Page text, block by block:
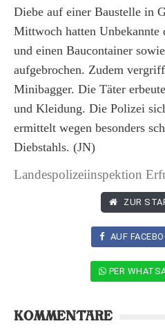
Diebe auf einer Baustelle in
Mittwoch hatten Unbekannte
und einen Baucontainer
aufgebrochen. Zudem
Minibagger. Die Täter
und Kleidung. Die Polizei
ermittelt wegen besonders
Diebstahls. (JN)
Landespolizeiinspektion
ZUR
AUF
PER
KOMMENTARE